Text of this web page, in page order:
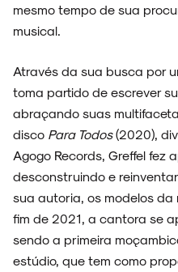
ESPECIAIS
FAIXA A FAIXA
NOVIDADES
mesmo tempo de sua
musical.
Através da sua busca por
toma partido de escrever
abraçando suas
disco Para Todos(2020),
Agogo Records, Greffel fez
desconstruindo e
sua autoria, os modelos da
fim de 2021, a cantora se
sendo a primeira
estúdio, que tem como